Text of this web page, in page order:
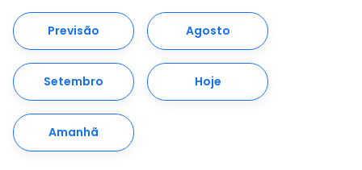
Previsão Agosto
Setembro Hoje
Amanhã